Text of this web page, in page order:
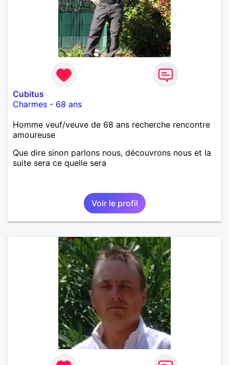
Cubitus
Charmes - 68 ans
Homme veuf/veuve de 68 ans recherche rencontre
amoureuse
Que dire sinon parlons nous, découvrons nous et la
suite sera ce quelle sera
Voir le profil